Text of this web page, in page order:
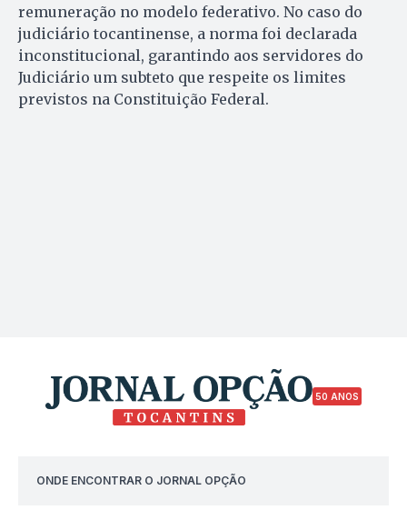
remuneração no modelo federativo. No caso do
judiciário tocantinense, a norma foi declarada
inconstitucional, garantindo aos servidores do
Judiciário um subteto que respeite os limites
previstos na Constituição Federal.
50 ANOS
ONDE ENCONTRAR O JORNAL OPÇÃO